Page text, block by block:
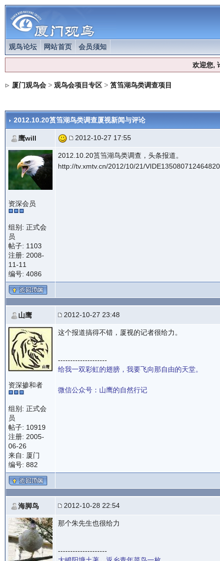
观鸟论坛 网站首页 会员须知
欢迎您,
厦门观鸟会> 观鸟会项目专区> 筼筜湖鸟类调查项目
2012.10.20筼筜湖鸟类调查厦视新闻与评论
鹰will 2012-10-27 17:55
资深会员
组别: 正式会
员
帖子: 1103
注册: 2008-
11-11
编号: 4086
2012.10.20筼筜湖鸟类调查，头条报道。
http://tv.xmtv.cn/2012/10/21/
山鹰 2012-10-27 23:48
资深掺和者
组别: 正式会
员
帖子: 10919
注册: 2005-
06-26
来自: 厦门
编号: 882
这个报道搞得不错，厦视的记者很给力。
--------------------
给我一双彩虹的翅膀，我要飞向那自由的天堂。
微信公众号：山鹰的自然行记
海脚鸟 2012-10-28 22:54
那个朱先生也很给力
--------------------